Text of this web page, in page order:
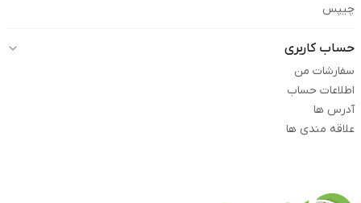
چیپس
حساب کاربری
سفارشات من
اطلاعات حساب
آدرس ها
علاقه مندی ها